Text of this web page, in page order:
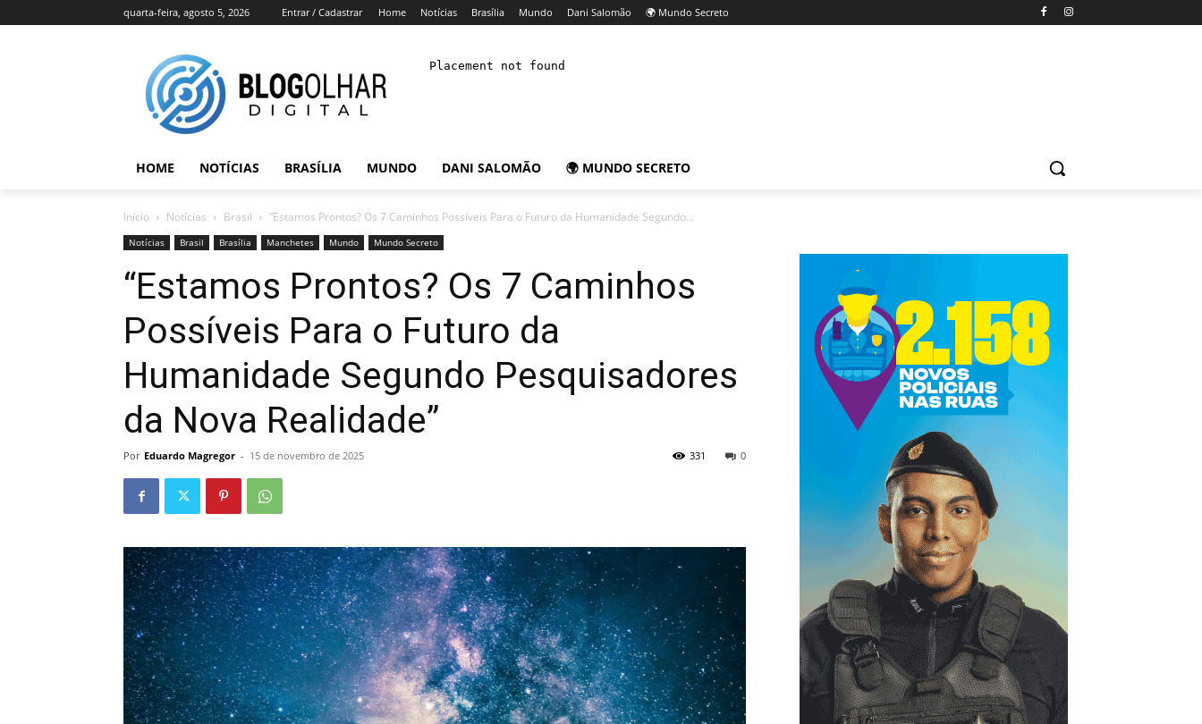
quarta-feira, agosto 5, 2026 Entrar / Cadastrar Home Notícias Brasília Mundo Dani Salomão 🌍 Mundo Secreto
HOME NOTÍCIAS BRASÍLIA MUNDO DANI SALOMÃO 🌍 MUNDO SECRETO
Início Notícias Brasil “Estamos Prontos? Os 7 Caminhos Possíveis Para o Futuro da Humanidade Segundo...
Notícias Brasil Brasília Manchetes Mundo Mundo Secreto
“Estamos Prontos? Os 7 Caminhos
Possíveis Para o Futuro da
Humanidade Segundo Pesquisadores
da Nova Realidade”
Por Eduardo Magregor - 15 de novembro de 2025 0
331